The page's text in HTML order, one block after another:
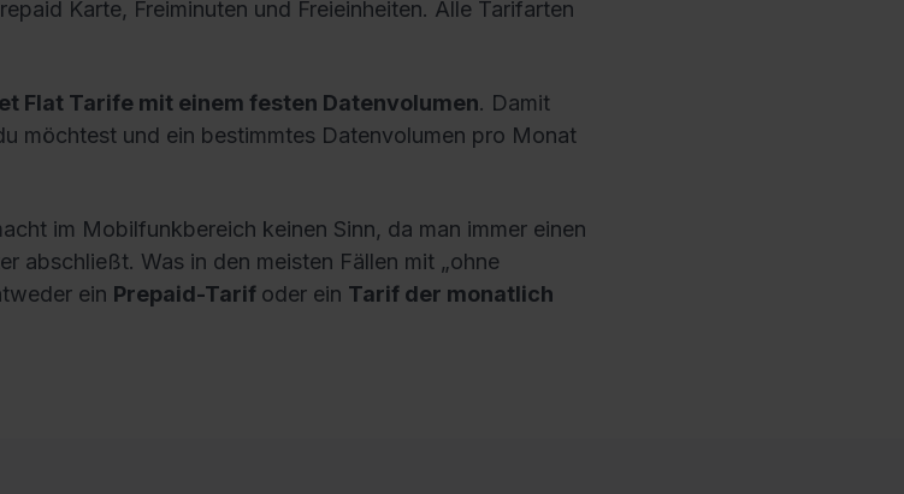
Karte, Freiminuten und Freieinheiten. Alle Tarifarten
Flat Tarife mit einem festen Datenvolumen. Damit
möchtest und ein bestimmtes Datenvolumen pro Monat
im Mobilfunkbereich keinen Sinn, da man immer einen
abschließt. Was in den meisten Fällen mit „ohne
ein Prepaid-Tarif oder ein Tarif der monatlich